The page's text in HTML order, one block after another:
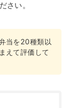
さい。
当を20種類以
えて評価して